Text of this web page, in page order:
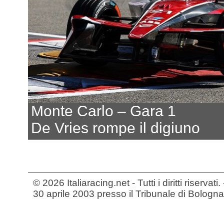
Monte Carlo – Gara 1
De Vries rompe il digiuno
© 2026 Italiaracing.net - Tutti i diritti
30 aprile 2003 presso il Tribunale di Bologna